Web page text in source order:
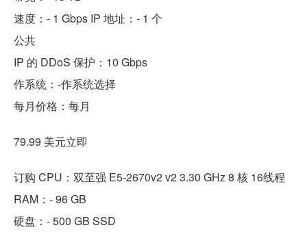
速度：- 1 Gbps IP 地址：- 1 个
公共
IP 的 DDoS 保护：10 Gbps
作系统：-作系统选择
每月价格：每月
79.99 美元立即
订购 CPU：双至强 E5-2670v2 v2 3.30 GHz 8 核 16线程
RAM：- 96 GB
硬盘：- 500 GB SSD